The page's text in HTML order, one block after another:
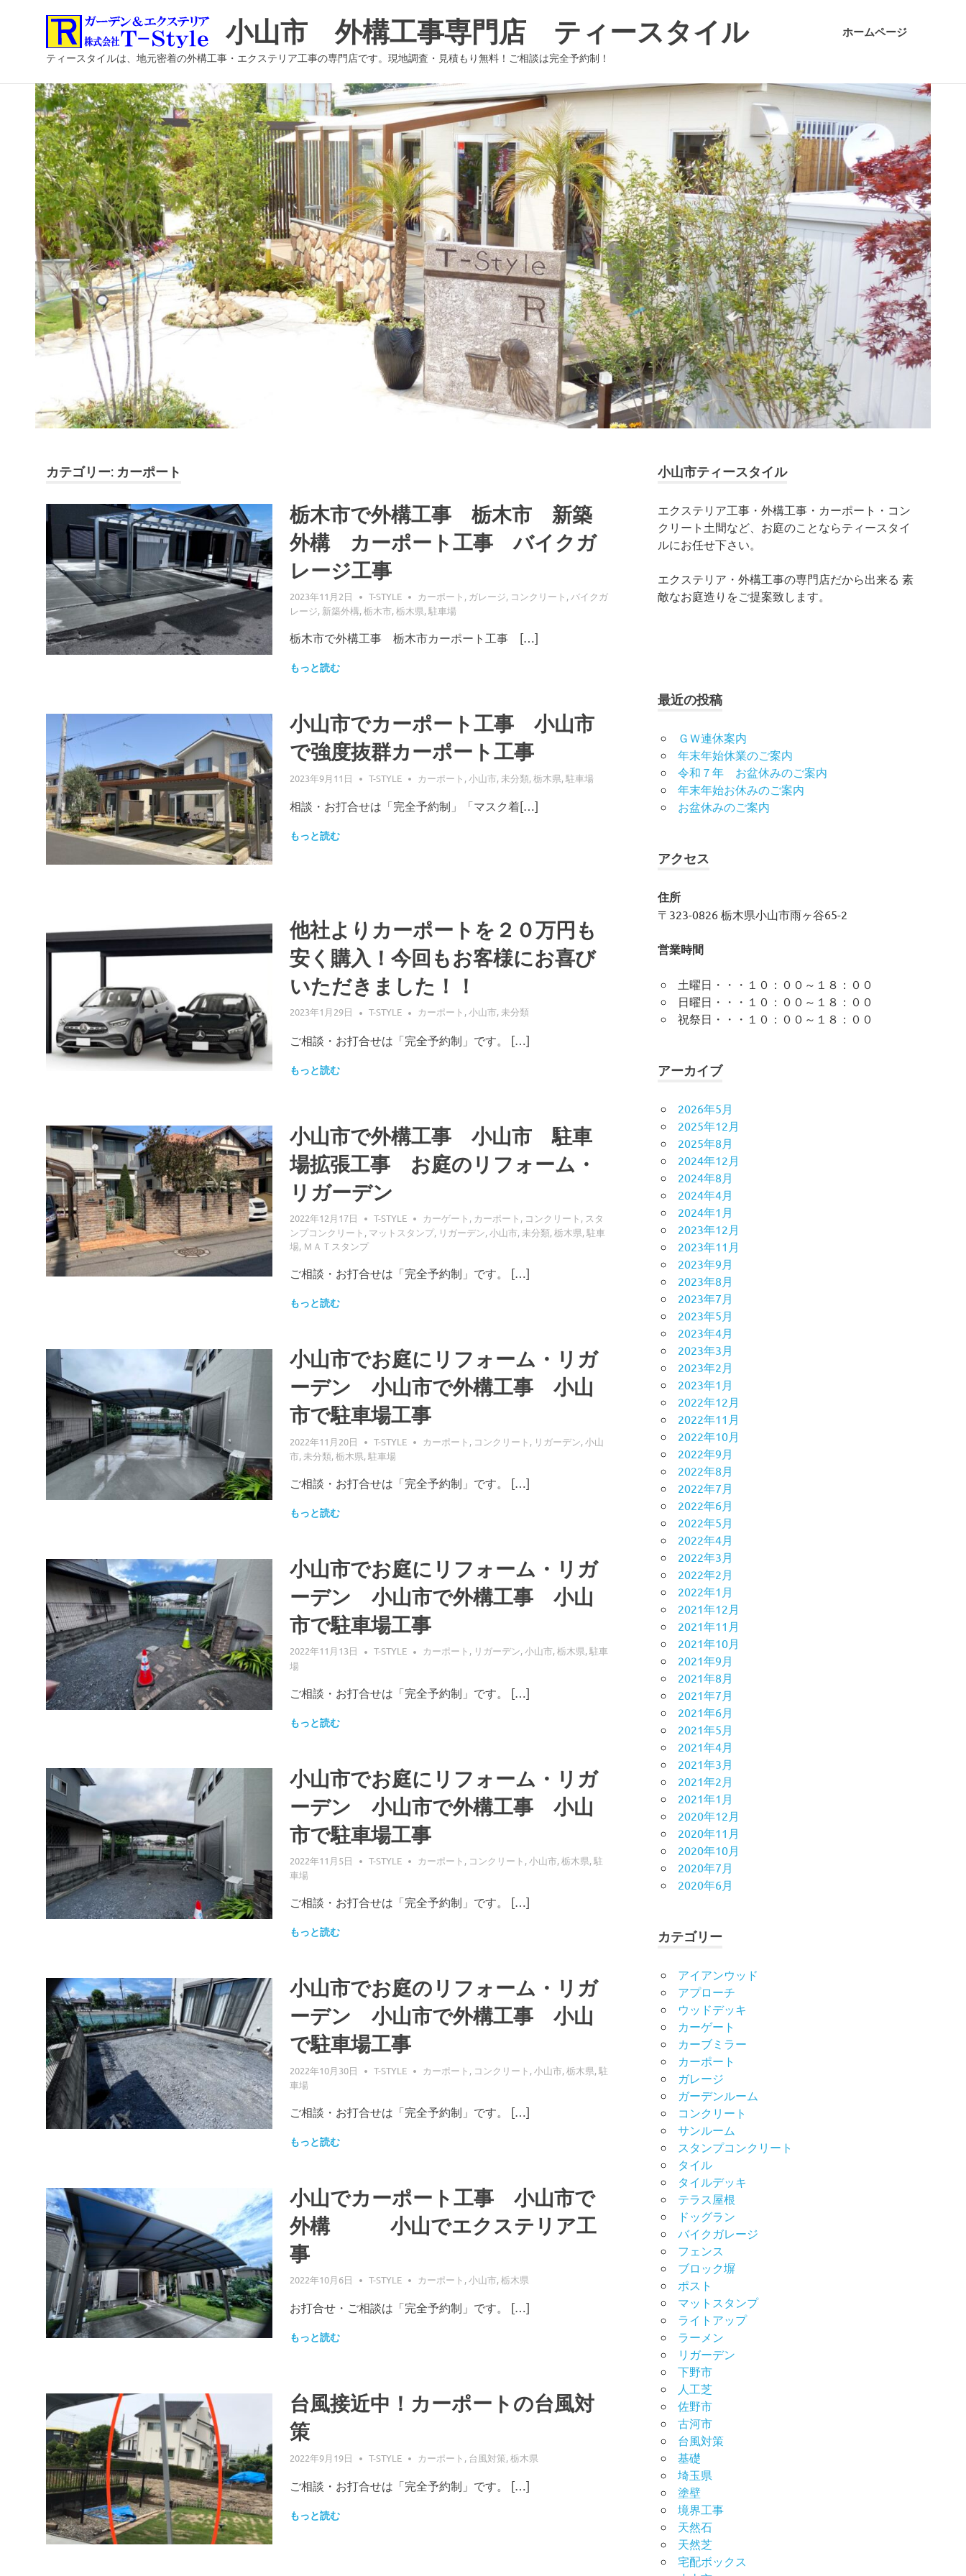
小山市 外構工事専門店 ティースタイル
ティースタイルは、地元密着の外構工事・エクステリア工事の専門店です。現地調査・見積もり無料！ご相談は完全予約制！
ホームページ
カテゴリー: カーポート
栃木市で外構工事 栃木市 新築
外構 カーポート工事 バイクガ
レージ工事
2023年11月2日 T-STYLE カーポート , ガレージ, コンクリート , バイクガ
レージ, 新築外構,栃木市,栃木県,駐車場
栃木市で外構工事 栃木市カーポート工事 […]
もっと読む
小山市でカーポート工事 小山市
で強度抜群カーポート工事
2023年9月11日 T-STYLE カーポート ,小山市, 未分類,栃木県,駐車場
相談・お打合せは「完全予約制」「マスク着[…]
もっと読む
他社よりカーポートを２０万円も
安く購入！今回もお客様にお喜び
いただきました！！
2023年1月29日 T-STYLE カーポート ,小山市, 未分類
ご相談・お打合せは「完全予約制」です。 […]
もっと読む
小山市で外構工事 小山市 駐車
場拡張工事 お庭のリフォーム・
リガーデン
2022年12月17日 T-STYLE カーゲート , カーポート , コンクリート , スタ
ンプコンクリート , マットスタンプ, リガーデン,小山市, 未分類,栃木県,駐車
場, ＭＡＴスタンプ
ご相談・お打合せは「完全予約制」です。 […]
もっと読む
小山市でお庭にリフォーム・リガ
ーデン 小山市で外構工事 小山
市で駐車場工事
2022年11月20日 T-STYLE カーポート , コンクリート , リガーデン,小山
市, 未分類,栃木県,駐車場
ご相談・お打合せは「完全予約制」です。 […]
もっと読む
小山市でお庭にリフォーム・リガ
ーデン 小山市で外構工事 小山
市で駐車場工事
2022年11月13日 T-STYLE カーポート , リガーデン,小山市,栃木県,駐車
場
ご相談・お打合せは「完全予約制」です。 […]
もっと読む
小山市でお庭にリフォーム・リガ
ーデン 小山市で外構工事 小山
市で駐車場工事
2022年11月5日 T-STYLE カーポート , コンクリート ,小山市,栃木県,駐
車場
ご相談・お打合せは「完全予約制」です。 […]
もっと読む
小山市でお庭のリフォーム・リガ
ーデン 小山市で外構工事 小山
で駐車場工事
2022年10月30日 T-STYLE カーポート , コンクリート ,小山市,栃木県,駐
車場
ご相談・お打合せは「完全予約制」です。 […]
もっと読む
小山でカーポート工事 小山市で
外構 小山でエクステリア工
事
2022年10月6日 T-STYLE カーポート ,小山市,栃木県
お打合せ・ご相談は「完全予約制」です。 […]
もっと読む
台風接近中！カーポートの台風対
策
2022年9月19日 T-STYLE カーポート , 台風対策,栃木県
ご相談・お打合せは「完全予約制」です。 […]
もっと読む
小山市ティースタイル
エクステリア工事・外構工事・カーポート・コン
クリート土間など、お庭のことならティースタイ
ルにお任せ下さい。
エクステリア・外構工事の専門店だから出来る 素
敵なお庭造りをご提案致します。
最近の投稿
ＧＷ連休案内
年末年始休業のご案内
令和７年 お盆休みのご案内
年末年始お休みのご案内
お盆休みのご案内
アクセス
住所
〒323-0826 栃木県小山市雨ヶ谷65-2
営業時間
土曜日・・・１０：００～１８：００
日曜日・・・１０：００～１８：００
祝祭日・・・１０：００～１８：００
アーカイブ
2026年5月
2025年12月
2025年8月
2024年12月
2024年8月
2024年4月
2024年1月
2023年12月
2023年11月
2023年9月
2023年8月
2023年7月
2023年5月
2023年4月
2023年3月
2023年2月
2023年1月
2022年12月
2022年11月
2022年10月
2022年9月
2022年8月
2022年7月
2022年6月
2022年5月
2022年4月
2022年3月
2022年2月
2022年1月
2021年12月
2021年11月
2021年10月
2021年9月
2021年8月
2021年7月
2021年6月
2021年5月
2021年4月
2021年3月
2021年2月
2021年1月
2020年12月
2020年11月
2020年10月
2020年7月
2020年6月
カテゴリー
アイアンウッド
アプローチ
ウッドデッキ
カーゲート
カーブミラー
カーポート
ガレージ
ガーデンルーム
コンクリート
サンルーム
スタンプコンクリート
タイル
タイルデッキ
テラス屋根
ドッグラン
バイクガレージ
フェンス
ブロック塀
ポスト
マットスタンプ
ライトアップ
ラーメン
リガーデン
下野市
人工芝
佐野市
古河市
台風対策
基礎
埼玉県
塗壁
境界工事
天然石
天然芝
宅配ボックス